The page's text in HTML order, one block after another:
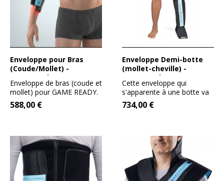
Enveloppe pour Bras
(Coude/Mollet) -
GameReady
Enveloppe de bras (coude et
mollet) pour GAME READY.
Particulièrement...
588,00 €
Enveloppe Demi-botte
(mollet-cheville) -
GameReady
Cette enveloppe qui
s'apparente à une botte va
permettre d'appliquer
l'effet...
734,00 €